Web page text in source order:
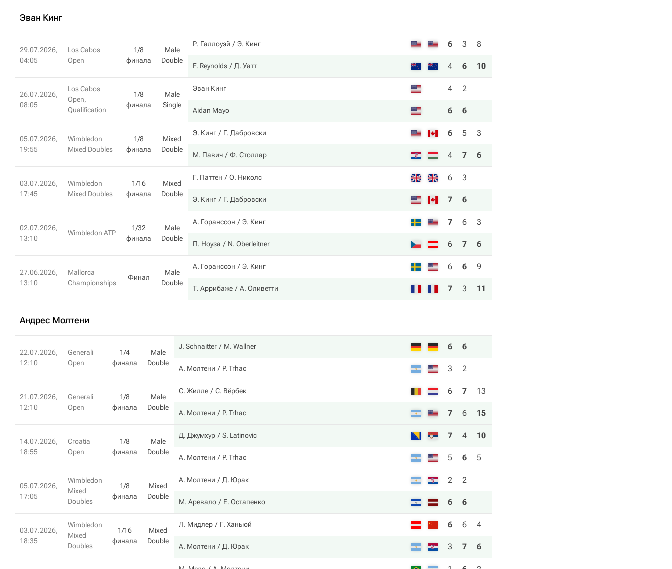
Эван Кинг
29.07.2026,
04:05
Los Cabos
Open
1/8
финала
Male
Double
Р. Галлоуэй Э. Кинг 6 3 8
F. Reynolds Д. Уатт 4 6 10
26.07.2026,
08:05
Los Cabos
Open,
Qualification
1/8
финала
Male
Single
Эван Кинг 4 2
Aidan Mayo 6 6
05.07.2026,
19:55
Wimbledon
Mixed Doubles
1/8
финала
Mixed
Double
Э. Кинг Г. Дабровски 6 5 3
М. Павич Ф. Столлар 4 7 6
03.07.2026,
17:45
Wimbledon
Mixed Doubles
1/16
финала
Mixed
Double
Г. Паттен О. Николс 6 3
Э. Кинг Г. Дабровски 7 6
02.07.2026,
13:10
Wimbledon ATP
1/32
финала
Male
Double
А. Горанссон Э. Кинг 7 6 3
П. Ноуза N. Oberleitner 6 7 6
27.06.2026,
13:10
Mallorca
Championships
Финал
Male
Double
А. Горанссон Э. Кинг 6 6 9
Т. Аррибаже А. Оливетти 7 3 11
Андрес Молтени
22.07.2026,
12:10
Generali
Open
1/4
финала
Male
Double
J. Schnaitter M. Wallner 6 6
А. Молтени P. Trhac 3 2
21.07.2026,
12:10
Generali
Open
1/8
финала
Male
Double
С. Жилле С. Вёрбек 6 7 13
А. Молтени P. Trhac 7 6 15
14.07.2026,
18:55
Croatia
Open
1/8
финала
Male
Double
Д. Джумхур S. Latinovic 7 4 10
А. Молтени P. Trhac 5 6 5
05.07.2026,
17:05
Wimbledon
Mixed
Doubles
1/8
финала
Mixed
Double
А. Молтени Д. Юрак 2 2
М. Аревало Е. Остапенко 6 6
03.07.2026,
18:35
Wimbledon
Mixed
Doubles
1/16
финала
Mixed
Double
Л. Мидлер Г. Ханьюй 6 6 4
А. Молтени Д. Юрак 3 7 6